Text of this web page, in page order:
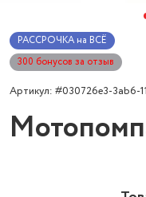
РАССРОЧКА на ВСЁ
300 бонусов за отзыв
Артикул: #030726e3-3ab6-